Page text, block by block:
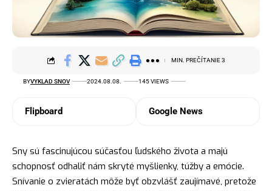
BYVYKLAD SNOV 2024.08.08. 145 VIEWS
MIN. PREČÍTANIE 3
Flipboard Google News
Sny sú fascinujúcou súčasťou ľudského života a majú
schopnosť odhaliť nám skryté myšlienky, túžby a emócie.
Snívanie o zvieratách môže byť obzvlášť zaujímavé, pretože